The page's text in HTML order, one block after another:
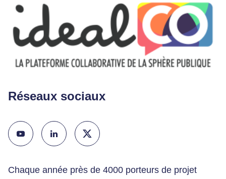
Réseaux sociaux
Chaque année près de 4000 porteurs de projet